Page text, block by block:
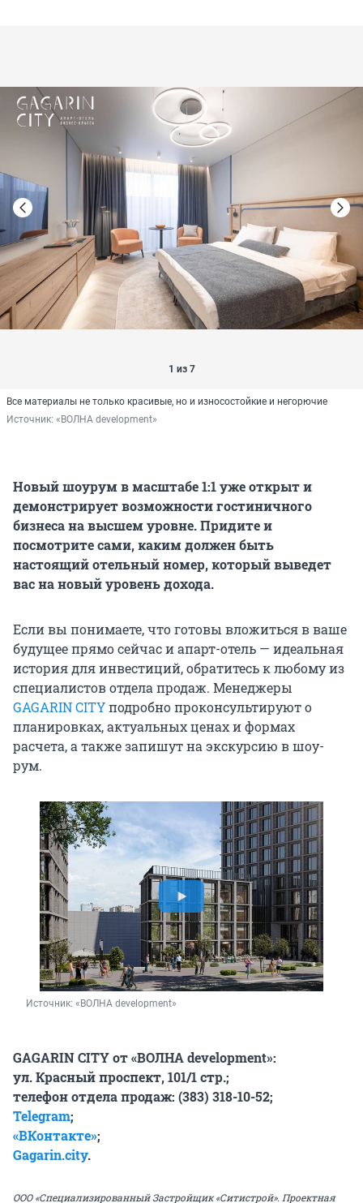
1 из 7
Все материалы не только красивые, но и износостойкие и негорючие
Источник: «ВОЛНА development»
Новый шоурум в масштабе 1:1 уже открыт и
демонстрирует возможности гостиничного
бизнеса на высшем уровне. Придите и
посмотрите сами, каким должен быть
настоящий отельный номер, который выведет
вас на новый уровень дохода.
Если вы понимаете, что готовы вложиться в ваше
будущее прямо сейчас и апарт-отель — идеальная
история для инвестиций, обратитесь к любому из
специалистов отдела продаж. Менеджеры
GAGARIN CITYподробно проконсультируют о
планировках, актуальных ценах и формах
расчета, а также запишут на экскурсию в шоу-
рум.
Источник: «ВОЛНА development»
GAGARIN CITY от «ВОЛНА development»:
ул. Красный проспект, 101/1 стр.;
телефон отдела продаж: (383) 318-10-52;
Telegram;
«ВКонтакте»;
Gagarin.city.
ООО «Специализированный Застройщик «Ситистрой». Проектная